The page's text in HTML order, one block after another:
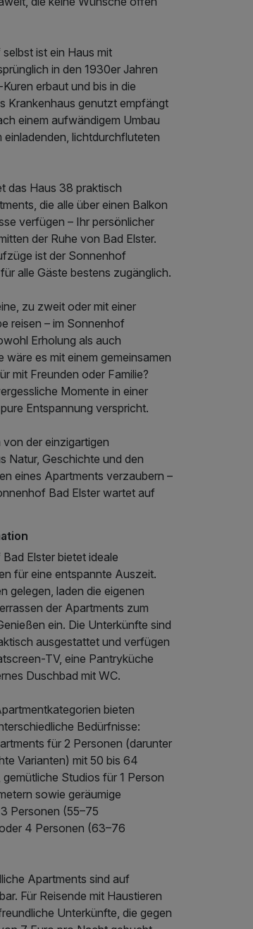
ist ein Haus mit
in den 1930er Jahren
Kuren erbaut und bis in die
Krankenhaus genutzt empfängt
einem aufwändigem Umbau
einladenden, lichtdurchfluteten
das Haus 38 praktisch
die alle über einen Balkon
verfügen – Ihr persönlicher
der Ruhe von Bad Elster.
ist der Sonnenhof
alle Gäste bestens zugänglich.
zu zweit oder mit einer
reisen – im Sonnenhof
Erholung als auch
wäre es mit einem gemeinsamen
mit Freunden oder Familie?
Momente in einer
Entspannung verspricht.
von der einzigartigen
Natur, Geschichte und den
eines Apartments verzaubern –
Bad Elster wartet auf
Elster bietet ideale
für eine entspannte Auszeit.
gelegen, laden die eigenen
der Apartments zum
ein. Die Unterkünfte sind
ausgestattet und verfügen
TV, eine Pantryküche
Duschbad mit WC.
bieten
Bedürfnisse:
für 2 Personen (darunter
Varianten) mit 50 bis 64
Studios für 1 Person
sowie geräumige
Personen (55–75
4 Personen (63–76
Apartments sind auf
Für Reisende mit Haustieren
Unterkünfte, die gegen